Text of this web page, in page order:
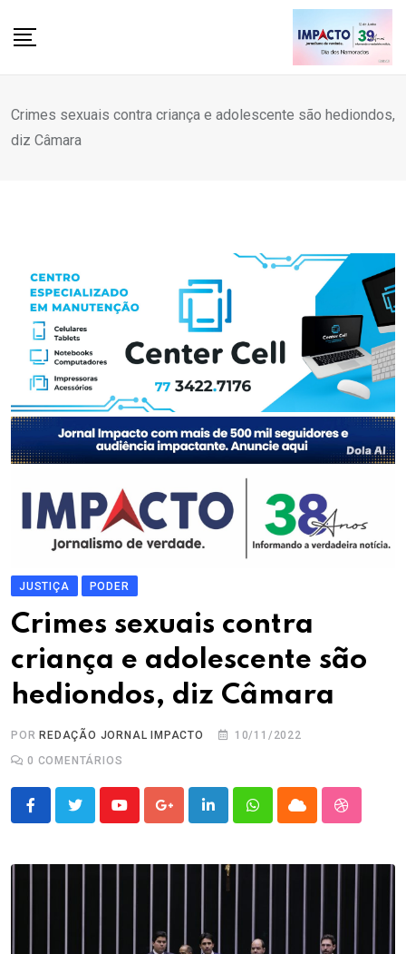
Crimes sexuais contra criança e adolescente são hediondos,
diz Câmara
JUSTIÇA PODER
Crimes sexuais contra
criança e adolescente são
hediondos, diz Câmara
POR REDAÇÃO JORNAL IMPACTO
10/11/2022
0 COMENTÁRIOS
YoutubeGoogle+LinkedInWhatsappCloud